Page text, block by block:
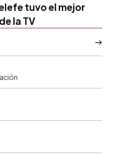
tuvo el mejor
la TV